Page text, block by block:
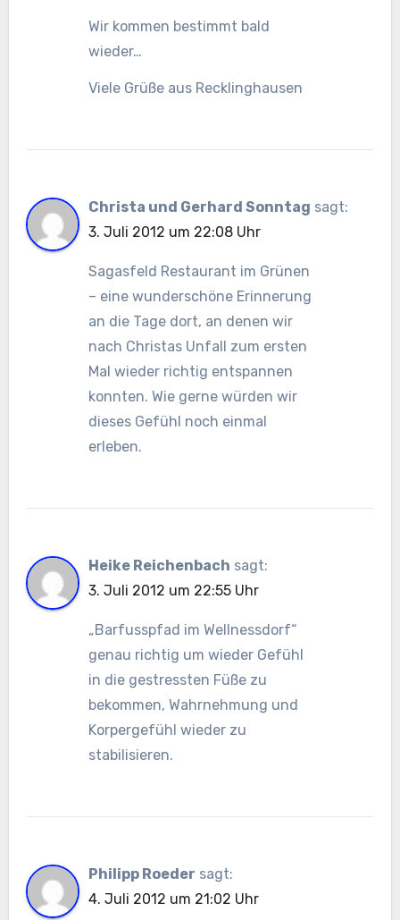
Wir kommen bestimmt bald
wieder…
Viele Grüße aus Recklinghausen
Christa und Gerhard Sonntag sagt:
3. Juli 2012 um 22:08 Uhr
Sagasfeld Restaurant im Grünen
– eine wunderschöne Erinnerung
an die Tage dort, an denen wir
nach Christas Unfall zum ersten
Mal wieder richtig entspannen
konnten. Wie gerne würden wir
dieses Gefühl noch einmal
erleben.
Heike Reichenbach sagt:
3. Juli 2012 um 22:55 Uhr
„Barfusspfad im Wellnessdorf“
genau richtig um wieder Gefühl
in die gestressten Füße zu
bekommen, Wahrnehmung und
Korpergefühl wieder zu
stabilisieren.
Philipp Roeder sagt:
4. Juli 2012 um 21:02 Uhr